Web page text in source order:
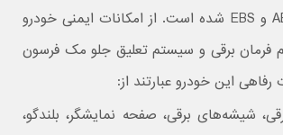
مجهز به ABS، EBD و EBS شده است. از امکانات ایمنی خودرو
فرمان برقی و سیستم تعلیق جلو مک فرسون
رفاهی این خودرو عبارتند از:
شیشه‌های برقی، صفحه نمایشگر، بلندگو،